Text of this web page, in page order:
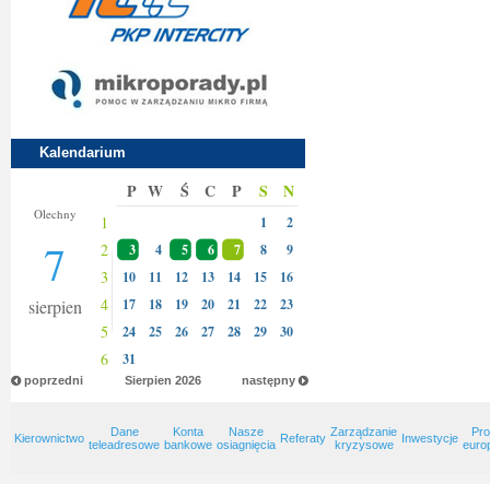
Kalendarium
Olechny
7
sierpien
P W Ś C P S N
1 1 2
2 3 4 5 6 7 8 9
3 10 11 12 13 14 15 16
4 17 18 19 20 21 22 23
5 24 25 26 27 28 29 30
6 31
poprzedni następny
Sierpien 2026
Kierownictwo
Dane
teleadresowe
Konta
bankowe
Nasze
osiagnięcia Referaty Zarządzanie
kryzysowe
Inwestycje